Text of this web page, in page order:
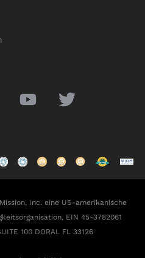
Inc. eine US-amerikanische
EIN 45-3782061
100 DORAL FL 33126